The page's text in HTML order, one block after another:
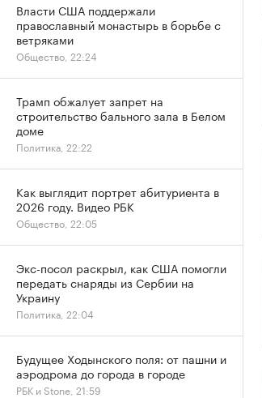
Власти США поддержали
православный монастырь в борьбе с
ветряками
Общество, 22:24
Трамп обжалует запрет на
строительство бального зала в Белом
доме
Политика, 22:22
Как выглядит портрет абитуриента в
2026 году. Видео РБК
Общество, 22:05
Экс-посол раскрыл, как США помогли
передать снаряды из Сербии на
Украину
Политика, 22:04
Будущее Ходынского поля: от пашни и
аэродрома до города в городе
РБК и Stone, 21:59